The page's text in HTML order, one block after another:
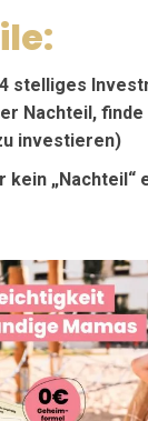
stelliges
Nachteil, finde
investieren)
kein „Nachteil“